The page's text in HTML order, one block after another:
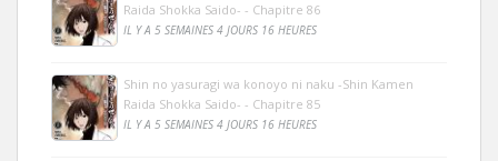
Raida Shokka Saido- - Chapitre 86
IL Y A 5 SEMAINES 4 JOURS 16 HEURES
Shin no yasuragi wa konoyo ni naku -Shin Kamen
Raida Shokka Saido- - Chapitre 85
IL Y A 5 SEMAINES 4 JOURS 16 HEURES